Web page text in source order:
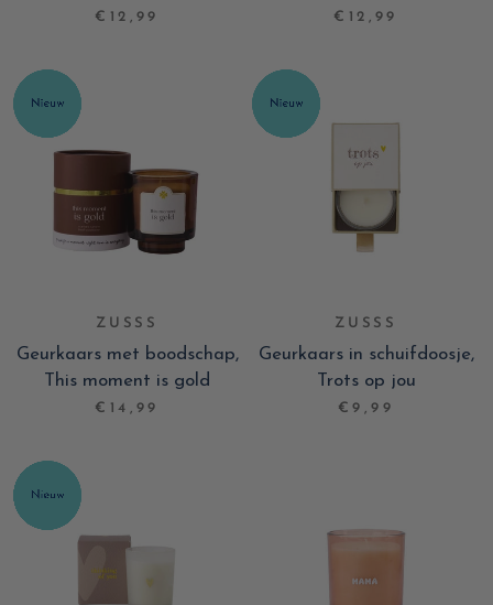
hoera
€12,99
goud
€12,99
ZUSSS
Geurkaars met boodschap,
This moment is gold
€14,99
ZUSSS
Geurkaars in schuifdoosje,
Trots op jou
€9,99